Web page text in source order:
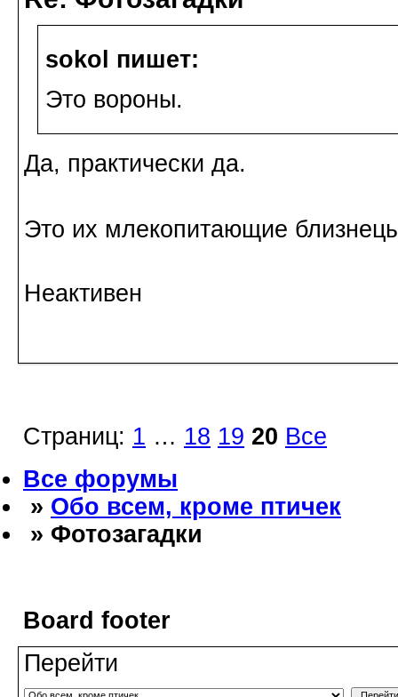
sokol пишет:
Это вороны.
Да, практически да.
Это их млекопитающие
Неактивен
Страниц: 1 … 18 19 20 Все
Все форумы
» Обо всем, кроме птичек
» Фотозагадки
Board footer
Перейти